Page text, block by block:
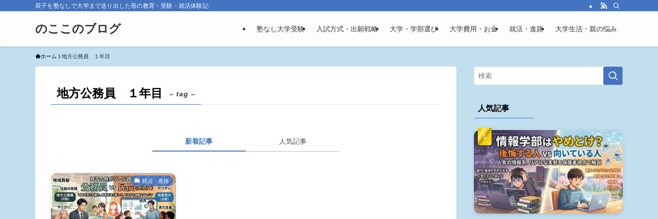
双子を塾なしで大学まで送り出した母の教育・受験・就活体験記
のここのブログ 塾なし大学受験 入試方式・出願戦略 大学・学部選び 大学費用・お金 就活・進路 大学生活・親の悩み
ホーム 地方公務員 １年目
地方公務員 １年目 – tag –
新着記事 人気記事
就活・進路
人気記事